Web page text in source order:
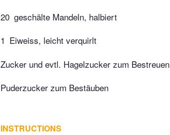
20 geschälte Mandeln, halbiert
1 Eiweiss, leicht verquirlt
Zucker und evtl. Hagelzucker zum Bestreuen
Puderzucker zum Bestäuben
INSTRUCTIONS